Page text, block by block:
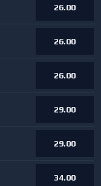
26.00
26.00
26.00
29.00
29.00
34.00